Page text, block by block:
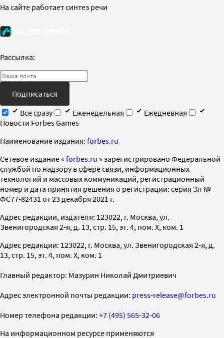
На сайте работает синтез речи
Рассылка:
Подписаться
Все сразу
Еженедельная
Ежедневная
Новости Forbes Games
Наименование издания: forbes.ru
Cетевое издание « forbes.ru » зарегистрировано Федеральной
службой по надзору в сфере связи, информационных
технологий и массовых коммуникаций, регистрационный
номер и дата принятия решения о регистрации: серия Эл №
ФС77-82431 от 23 декабря 2021 г.
Адрес редакции, издателя: 123022, г. Москва, ул.
Звенигородская 2-я, д. 13, стр. 15, эт. 4, пом. X, ком. 1
Адрес редакции: 123022, г. Москва, ул. Звенигородская 2-я, д.
13, стр. 15, эт. 4, пом. X, ком. 1
Главный редактор: Мазурин Николай Дмитриевич
Адрес электронной почты редакции: press-release@forbes.ru
Номер телефона редакции: +7 (495) 565-32-06
На информационном ресурсе применяются